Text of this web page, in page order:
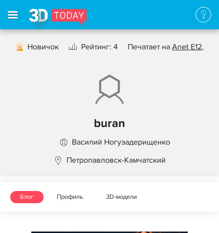
Новичок Рейтинг: 4 Печатает на Anet E12,
buran
Василий Ногузадерищенко
Петропавловск-Камчатский
Блог Профиль 3D-модели